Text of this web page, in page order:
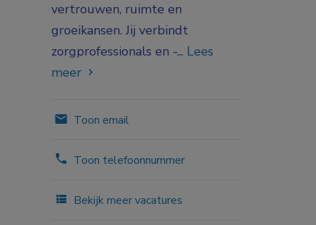
vertrouwen, ruimte en
groeikansen. Jij verbindt
zorgprofessionals en -... Lees
meer
Toon email
Toon telefoonnummer
Bekijk meer vacatures